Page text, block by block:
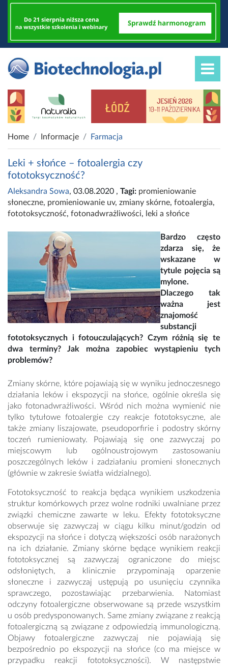
Home Informacje Farmacja
Leki + słońce – fotoalergia czy
fototoksyczność?
Aleksandra Sowa, 03.08.2020 , Tagi: promieniowanie
słoneczne, promieniowanie uv, zmiany skórne, fotoalergia,
fototoksyczność, fotonadwrażliwości, leki a słońce
Bardzo często
zdarza się, że
wskazane w
tytule pojęcia są
mylone.
Dlaczego tak
ważna jest
znajomość
substancji
fototoksycznych i fotouczulających? Czym różnią się te
dwa terminy? Jak można zapobiec wystąpieniu tych
problemów?
Zmiany skórne, które pojawiają się w wyniku jednoczesnego
działania leków i ekspozycji na słońce, ogólnie określa się
jako fotonadwrażliwości. Wśród nich można wymienić nie
tylko tytułowe fotoalergie czy reakcje fototoksyczne, ale
także zmiany liszajowate, pseudoporfirie i podostry skórny
toczeń rumieniowaty. Pojawiają się one zazwyczaj po
miejscowym lub ogólnoustrojowym zastosowaniu
poszczególnych leków i zadziałaniu promieni słonecznych
(głównie w zakresie światła widzialnego).
Fototoksyczność to reakcja będąca wynikiem uszkodzenia
struktur komórkowych przez wolne rodniki uwalniane przez
związki chemiczne zawarte w leku. Efekty fototoksyczne
obserwuje się zazwyczaj w ciągu kilku minut/godzin od
ekspozycji na słońce i dotyczą większości osób narażonych
na ich działanie. Zmiany skórne będące wynikiem reakcji
fototoksycznej są zazwyczaj ograniczone do miejsc
odsłoniętych, a klinicznie przypominają oparzenie
słoneczne i zazwyczaj ustępują po usunięciu czynnika
sprawczego, pozostawiając przebarwienia. Natomiast
odczyny fotoalergiczne obserwowane są przede wszystkim
u osób predysponowanych. Same zmiany związane z reakcją
fotoalergiczną są związane z odpowiedzią immunologiczną.
Objawy fotoalergiczne zazwyczaj nie pojawiają się
bezpośrednio po ekspozycji na słońce (co ma miejsce w
przypadku reakcji fototoksyczności). W następstwie